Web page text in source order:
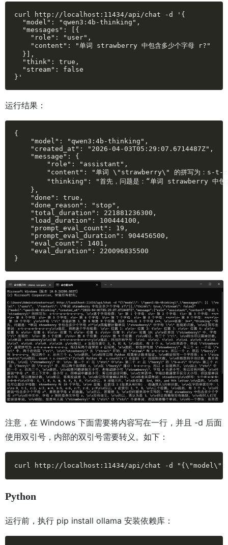
curl http://localhost:11434/api/chat -d '{
"model": "qwen3:4b-thinking",
"messages": [{
"role": "user",
"content": "单词 strawberry 中包含多少个字母 r?"
}],
"think": true,
"stream": false
}'
运行结果：
{
"model": "qwen3:4b-thinking",
"created_at": "2026-04-03T05:29:07.6714487Z",
"message": {
"role": "assistant",
"content": "单词 \"strawberry\" 的拼写为：s-t-r-a-w-b-e-
"thinking": "首先，问题是：“单词 strawberry 中包含多少
},
"done": true,
"done_reason": "stop",
"total_duration": 221881236300,
"load_duration": 100444100,
"prompt_eval_count": 19,
"prompt_eval_duration": 904456500,
"eval_count": 1401,
"eval_duration": 220096835500
}
注意，在 Windows 下面需要将内容写在一行，并且 -d 后面
使用双引号，内部的双引号需要转义。如下：
curl http://localhost:11434/api/chat -d "{\"model\":
Python
运行前，执行 pip install ollama 安装依赖库：